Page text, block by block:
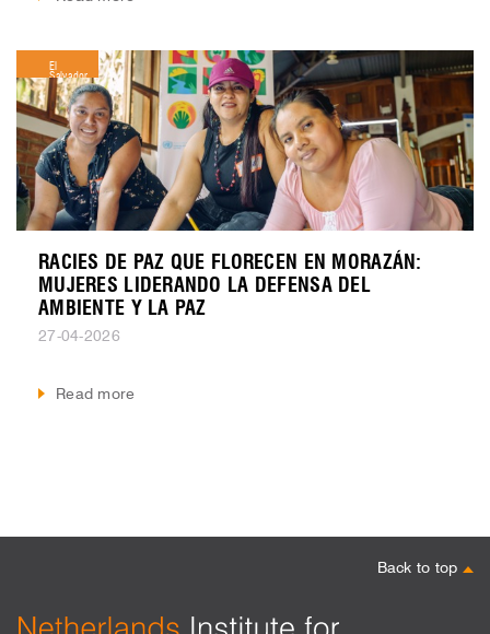
RACIES DE PAZ QUE FLORECEN EN MORAZÁN:
MUJERES LIDERANDO LA DEFENSA DEL
AMBIENTE Y LA PAZ
27-04-2026
Read more
El
Salvador
Back to top